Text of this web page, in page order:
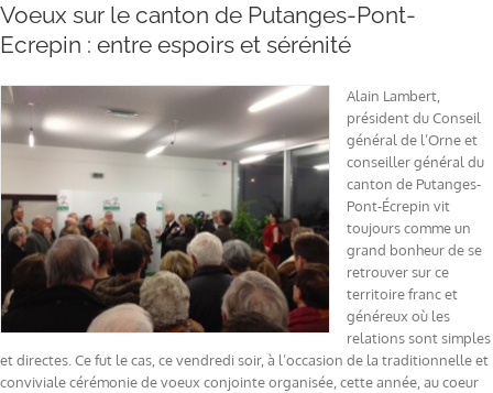
Voeux sur le canton de Putanges-Pont-
Ecrepin : entre espoirs et sérénité
Alain Lambert,
président du Conseil
général de l’Orne et
conseiller général du
canton de Putanges-
Pont-Écrepin vit
toujours comme un
grand bonheur de se
retrouver sur ce
territoire franc et
généreux où les
relations sont simples
et directes. Ce fut le cas, ce vendredi soir, à l’occasion de la traditionnelle et
conviviale cérémonie de voeux conjointe organisée, cette année, au coeur